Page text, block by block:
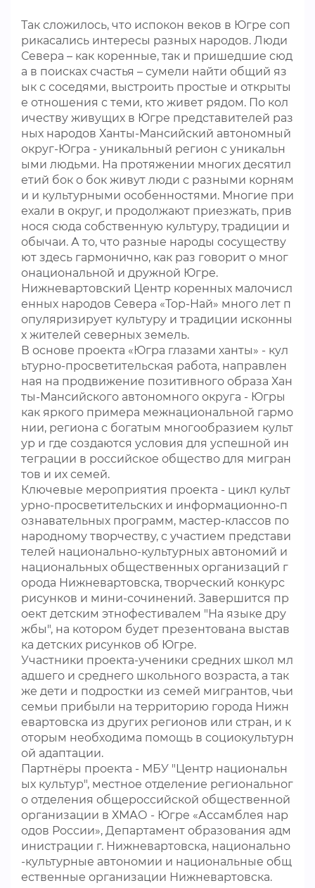
Так сложилось, что испокон веков в Югре соп
рикасались интересы разных народов. Люди
Севера – как коренные, так и пришедшие сюд
а в поисках счастья – сумели найти общий яз
ык с соседями, выстроить простые и открыты
е отношения с теми, кто живет рядом. По кол
ичеству живущих в Югре представителей раз
ных народов Ханты-Мансийский автономный
округ-Югра - уникальный регион с уникальн
ыми людьми. На протяжении многих десятил
етий бок о бок живут люди с разными корням
и и культурными особенностями. Многие при
ехали в округ, и продолжают приезжать, прив
нося сюда собственную культуру, традиции и
обычаи. А то, что разные народы сосуществу
ют здесь гармонично, как раз говорит о мног
онациональной и дружной Югре.
Нижневартовский Центр коренных малочисл
енных народов Севера «Тор-Най» много лет п
опуляризирует культуру и традиции исконны
х жителей северных земель.
В основе проекта «Югра глазами ханты» - кул
ьтурно-просветительская работа, направлен
ная на продвижение позитивного образа Хан
ты-Мансийского автономного округа - Югры
как яркого примера межнациональной гармо
нии, региона с богатым многообразием культ
ур и где создаются условия для успешной ин
теграции в российское общество для мигран
тов и их семей.
Ключевые мероприятия проекта - цикл культ
урно-просветительских и информационно-п
ознавательных программ, мастер-классов по
народному творчеству, с участием представи
телей национально-культурных автономий и
национальных общественных организаций г
орода Нижневартовска, творческий конкурс
рисунков и мини-сочинений. Завершится пр
оект детским этнофестивалем "На языке дру
жбы", на котором будет презентована выстав
ка детских рисунков об Югре.
Участники проекта-ученики средних школ мл
адшего и среднего школьного возраста, а так
же дети и подростки из семей мигрантов, чьи
семьи прибыли на территорию города Нижн
евартовска из других регионов или стран, и к
оторым необходима помощь в социокультурн
ой адаптации.
Партнёры проекта - МБУ "Центр национальн
ых культур", местное отделение региональног
о отделения общероссийской общественной
организации в ХМАО - Югре «Ассамблея нар
одов России», Департамент образования адм
инистрации г. Нижневартовска, национально
-культурные автономии и национальные общ
ественные организации Нижневартовска.